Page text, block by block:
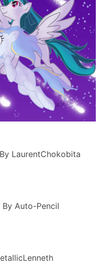
LaurentChokobita
Auto-Pencil